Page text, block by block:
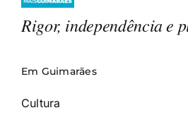
Rigor, independência e
Em Guimarães
Cultura